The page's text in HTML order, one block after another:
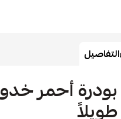
التفاصيل
بودرة أحمر
طويلاً